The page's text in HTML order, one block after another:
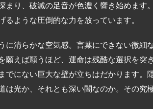
り、破滅の足音が色濃く響き始めます。
ような圧倒的な力を放っています。
に清らかな空気感。言葉にできない微細
えば願うほど、運命は残酷な選択を突き
でにない巨大な壁が立ちはだかります。
は光か、それとも深い闇なのか。その究